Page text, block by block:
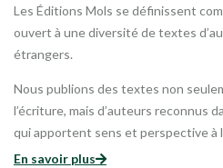
Les Éditions Mols se définissent
ouvert à une diversité de textes
étrangers.
Nous publions des textes non
l’écriture, mais d’auteurs reconnus
qui apportent sens et perspective à
En savoir plus